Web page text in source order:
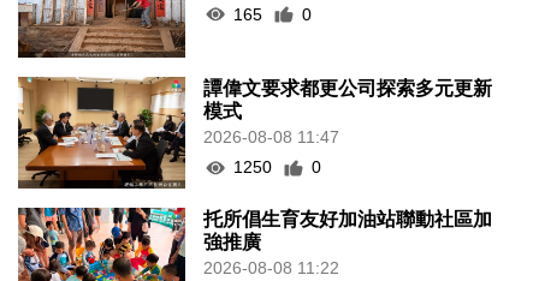
165
0
譚偉文要求都更公司探索多元更新
模式
2026-08-08 11:47
1250
0
托所倡生育友好加油站聯動社區加
強推廣
2026-08-08 11:22